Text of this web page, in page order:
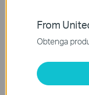
From
Obtenga